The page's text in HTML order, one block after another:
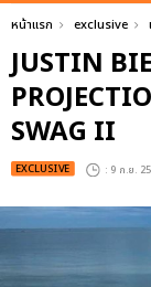
หน้าแรก exclusive
JUSTIN
SWAG II
EXCLUSIVE : 9 ก.ย.